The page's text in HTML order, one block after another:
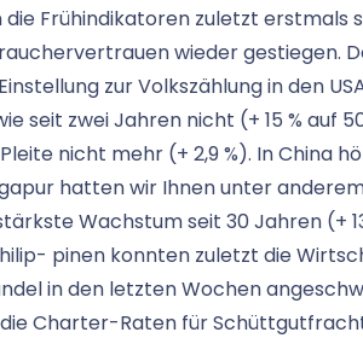
die Frühindikatoren zuletzt
wieder gestiegen.
zur Volkszählung in den
seit zwei Jahren nicht (+ 15 % auf
nicht mehr (+ 2,9 %). In China
hatten wir Ihnen unter
Wachstum seit 30 Jahren (+
pinen konnten zuletzt die
in den letzten Wochen
Charter-Raten für